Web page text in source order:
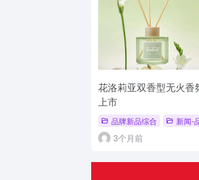
花洛莉亚双香型无火香
上市
品牌新品综合 新闻-
3个月前